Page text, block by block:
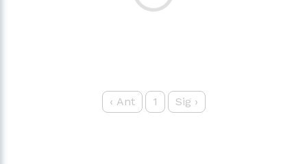
‹ Ant 1 Sig ›